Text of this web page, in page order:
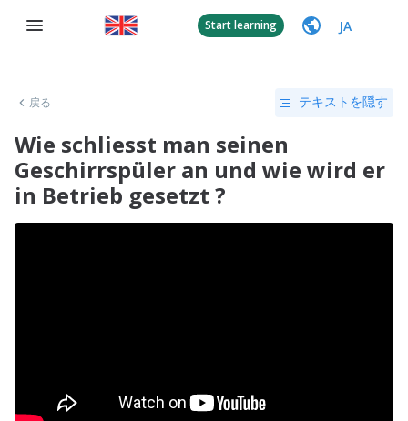
Start learning JA
戻る テキストを隠す
Wie schliesst man seinen
Geschirrspüler an und wie wird er
in Betrieb gesetzt ?